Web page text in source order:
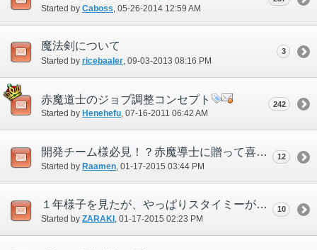
Started by Caboss ‎, 05-26-2014 12:59 AM
魔法剣について
Started by ricebaaler‎, 09-03-2013 08:16 PM
3
赤魔道士のジョブ調整コンセプト
Started by Henehefu‎, 07-16-2011 06:42 AM
242
開発チーム様必見！？赤魔導士に贈って喜ばれるギフト100選
Started by Raamen ‎, 01-17-2015 03:44 PM
12
１年様子を見たが、やっぱりスタイミーが弱い件。
Started by ZARAKI ‎, 01-17-2015 02:23 PM
10